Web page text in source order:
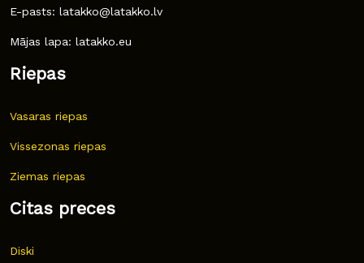
E-pasts: latakko@latakko.lv
Mājas lapa: latakko.eu
Riepas
Vasaras riepas
Vissezonas riepas
Ziemas riepas
Citas preces
Diski